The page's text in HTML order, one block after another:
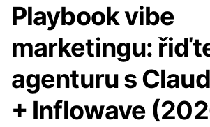
Playbook vibe
marketingu:
agenturu s
+ Inflowave